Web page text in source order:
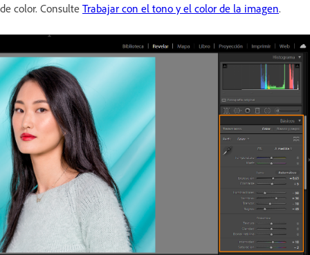
de color. Consulte Trabajar con el tono y el color de la imagen.